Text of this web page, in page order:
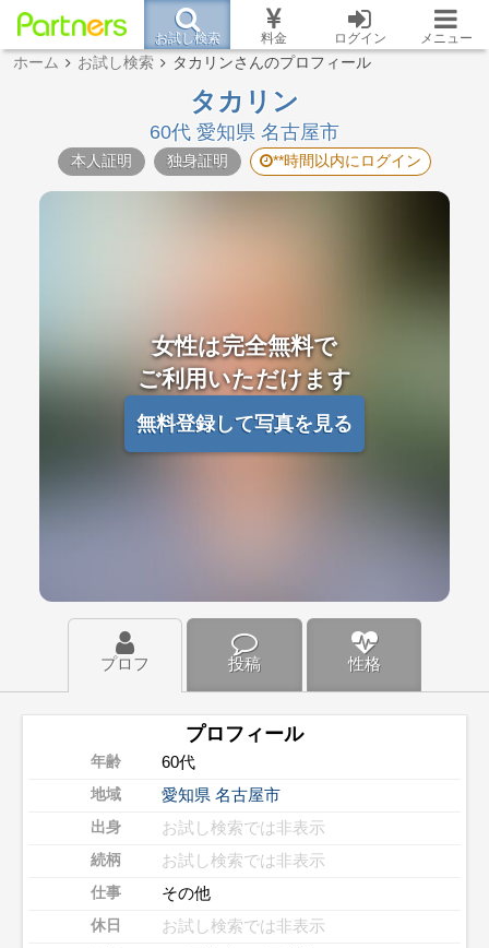
お試し検索 料金 ログイン メニュー
ホーム お試し検索 タカリンさんのプロフィール
タカリン
60代 愛知県 名古屋市
本人証明 独身証明 **時間以内にログイン
女性は完全無料で
ご利用いただけます
無料登録して写真を見る
プロフ 投稿 性格
プロフィール
年齢 60代
地域 愛知県 名古屋市
出身 お試し検索では非表示
続柄 お試し検索では非表示
仕事 その他
休日 お試し検索では非表示